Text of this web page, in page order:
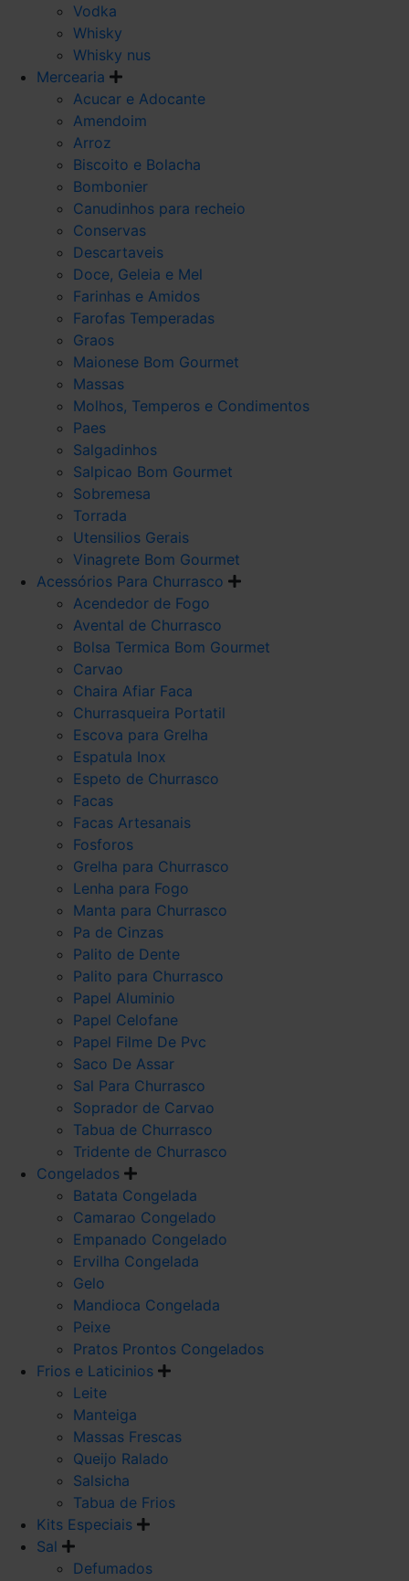
Vodka
Whisky
Whisky nus
Mercearia
Acucar e Adocante
Amendoim
Arroz
Biscoito e Bolacha
Bombonier
Canudinhos para recheio
Conservas
Descartaveis
Doce, Geleia e Mel
Farinhas e Amidos
Farofas Temperadas
Graos
Maionese Bom Gourmet
Massas
Molhos, Temperos e Condimentos
Paes
Salgadinhos
Salpicao Bom Gourmet
Sobremesa
Torrada
Utensilios Gerais
Vinagrete Bom Gourmet
Acessórios Para Churrasco
Acendedor de Fogo
Avental de Churrasco
Bolsa Termica Bom Gourmet
Carvao
Chaira Afiar Faca
Churrasqueira Portatil
Escova para Grelha
Espatula Inox
Espeto de Churrasco
Facas
Facas Artesanais
Fosforos
Grelha para Churrasco
Lenha para Fogo
Manta para Churrasco
Pa de Cinzas
Palito de Dente
Palito para Churrasco
Papel Aluminio
Papel Celofane
Papel Filme De Pvc
Saco De Assar
Sal Para Churrasco
Soprador de Carvao
Tabua de Churrasco
Tridente de Churrasco
Congelados
Batata Congelada
Camarao Congelado
Empanado Congelado
Ervilha Congelada
Gelo
Mandioca Congelada
Peixe
Pratos Prontos Congelados
Frios e Laticinios
Leite
Manteiga
Massas Frescas
Queijo Ralado
Salsicha
Tabua de Frios
Kits Especiais
Sal
Defumados